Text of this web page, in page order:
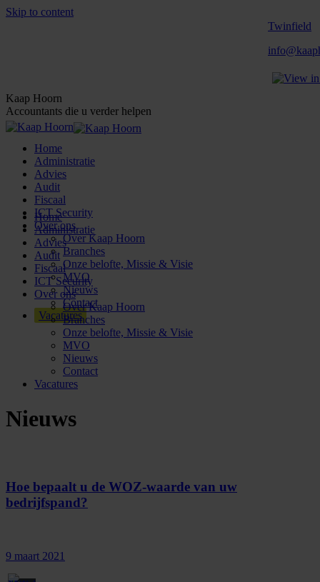
Skip to content
Twinfield
Kaap Hoorn
Accountants die u verder helpen
Home
Administratie
Advies
Audit
Fiscaal
ICT Security
Over ons
Over Kaap Hoorn
Branches
Onze belofte, Missie & Visie
MVO
Nieuws
Contact
Vacatures
Home
Administratie
Advies
Audit
Fiscaal
ICT Security
Over ons
Over Kaap Hoorn
Branches
Onze belofte, Missie & Visie
MVO
Nieuws
Contact
Vacatures
Nieuws
Hoe bepaalt u de WOZ-waarde van uw
bedrijfspand?
9 maart 2021